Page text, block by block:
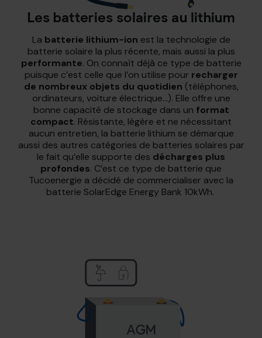
Les batteries solaires au lithium
La batterie lithium-ion est la technologie de
batterie solaire la plus récente, mais aussi la plus
performante. On connaît déjà ce type de batterie
puisque c’est celle que l’on utilise pour recharger
de nombreux objets du quotidien (téléphones,
ordinateurs, voiture électrique...). Elle offre une
bonne capacité de stockage dans un format
compact. Résistante, légère et ne nécessitant
aucun entretien, la batterie lithium se démarque
aussi des autres catégories de batteries solaires par
le fait qu’elle supporte des décharges plus
profondes. C’est ce type de batterie que
Tucoenergie a décidé de commercialiser avec la
batterie SolarEdge Energy Bank 10kWh.